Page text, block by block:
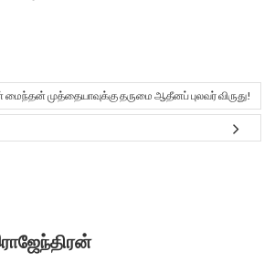
மைந்தன் முத்தையாவுக்கு தருமை ஆதீனப் புலவர் விருது!